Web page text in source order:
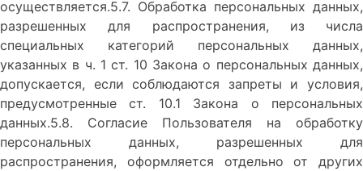
осуществляется.5.7. Обработка персональных данных,
разрешенных для распространения, из числа
специальных категорий персональных данных,
указанных в ч. 1 ст. 10 Закона о персональных данных,
допускается, если соблюдаются запреты и условия,
предусмотренные ст. 10.1 Закона о персональных
данных.5.8. Согласие Пользователя на обработку
персональных данных, разрешенных для
распространения, оформляется отдельно от других